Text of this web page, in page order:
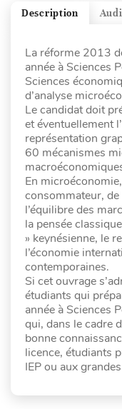
Description
La réforme 2013
année à Sciences
Sciences
d’analyse
Le candidat doit
et éventuellement
représentation
60 mécanismes
En
consommateur,
l’équilibre des
la pensée
» keynésienne, le
l’économie
contemporaines.
Si cet ouvrage
étudiants qui
année à Sciences
qui, dans le cadre
bonne
licence, étudiants
IEP ou aux